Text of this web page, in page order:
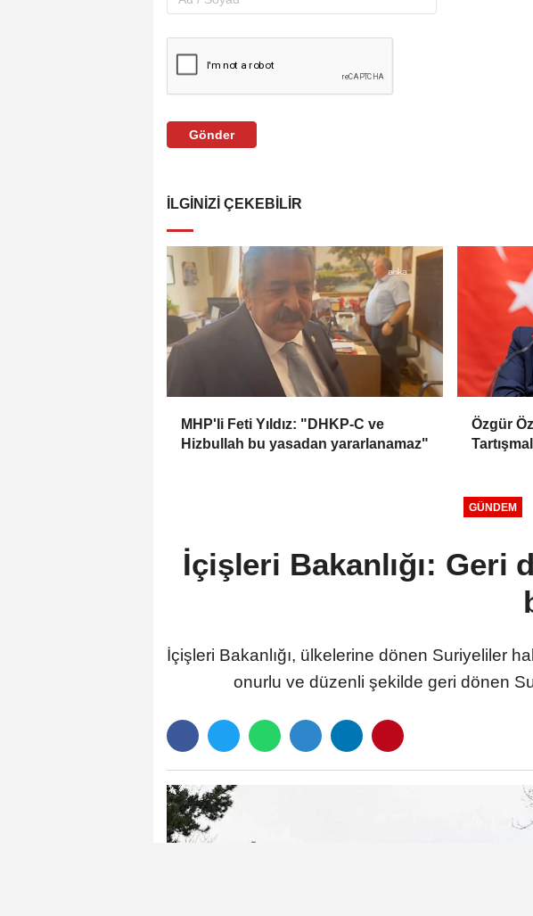
Gönder
İLGINIZI ÇEKEBILIR
MHP'li Feti Yıldız: "DHKP-C ve
Hizbullah bu yasadan yararlanamaz"
Özgür
GÜNDEM
İçişleri Bakanlığı: Geri
İçişleri Bakanlığı, ülkelerine dönen Suriyeliler
onurlu ve düzenli şekilde geri dönen